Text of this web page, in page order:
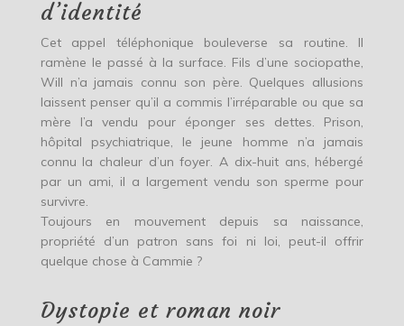
d’identité
Cet appel téléphonique bouleverse sa routine. Il
ramène le passé à la surface. Fils d’une sociopathe,
Will n’a jamais connu son père. Quelques allusions
laissent penser qu’il a commis l’irréparable ou que sa
mère l’a vendu pour éponger ses dettes. Prison,
hôpital psychiatrique, le jeune homme n’a jamais
connu la chaleur d’un foyer. A dix-huit ans, hébergé
par un ami, il a largement vendu son sperme pour
survivre.
Toujours en mouvement depuis sa naissance,
propriété d’un patron sans foi ni loi, peut-il offrir
quelque chose à Cammie ?
Dystopie et roman noir